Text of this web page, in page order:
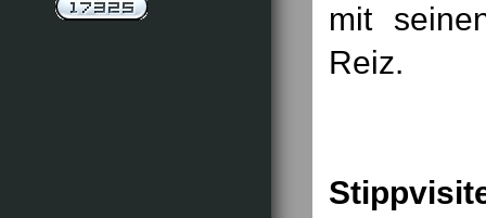
mit
Reiz.